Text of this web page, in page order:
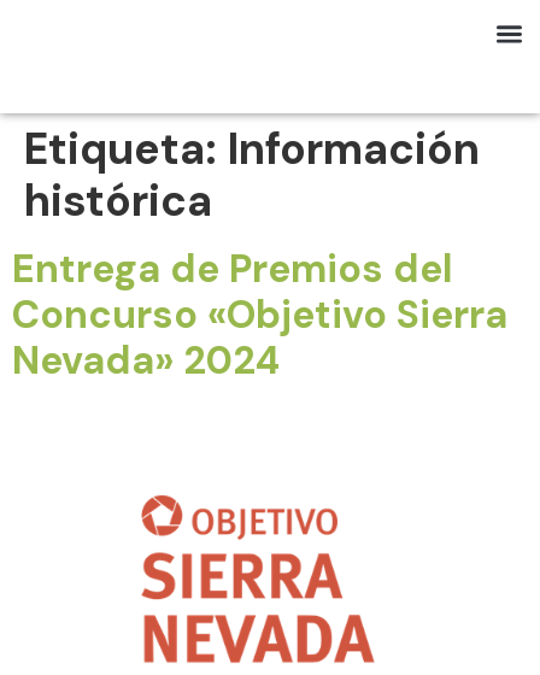
Etiqueta: Información
histórica
Entrega de Premios del
Concurso «Objetivo Sierra
Nevada» 2024